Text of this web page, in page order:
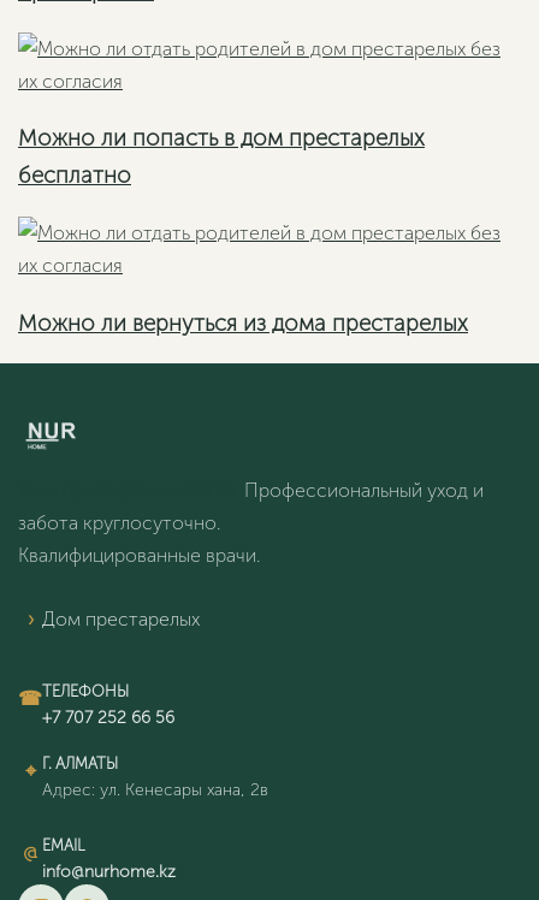
Можно ли попасть в дом престарелых
бесплатно
Можно ли вернуться из дома престарелых
Профессиональный уход и
забота круглосуточно.
Квалифицированные врачи.
Дом престарелых
ТЕЛЕФОНЫ
Г. АЛМАТЫ
Адрес: ул. Кенесары хана, 2в
EMAIL